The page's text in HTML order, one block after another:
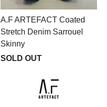
A.F ARTEFACT Coated
Stretch Denim Sarrouel
Skinny
SOLD OUT